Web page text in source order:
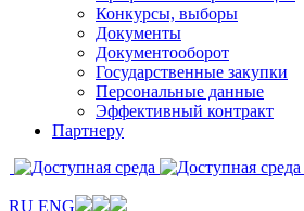
Конкурсы, выборы
Документы
Документооборот
Государственные закупки
Персональные данные
Эффективный контракт
Партнеру
RU ENG